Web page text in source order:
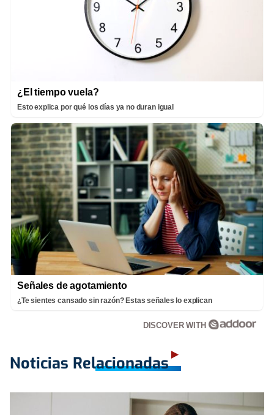
¿El tiempo vuela?
Esto explica por qué los días ya no duran igual
Señales de agotamiento
¿Te sientes cansado sin razón? Estas señales lo explican
DISCOVER WITH
Noticias Relacionadas